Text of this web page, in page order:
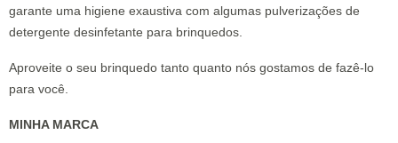
garante uma higiene exaustiva com algumas pulverizações de
detergente desinfetante para brinquedos.
Aproveite o seu brinquedo tanto quanto nós gostamos de fazê-lo
para você.
MINHA MARCA